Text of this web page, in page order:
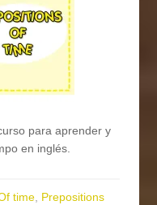
para aprender y
en inglés.
time, Prepositions